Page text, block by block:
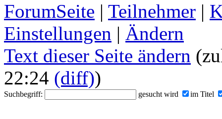
ForumSeite | Teilnehmer |
Einstellungen | Ändern
Text dieser Seite ändern
22:24 (diff))
Suchbegriff: gesucht wird im Titel